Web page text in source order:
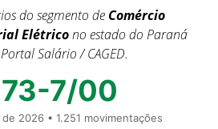
do segmento de Comércio
Elétricono estado do Paraná
Salário / CAGED.
7/00
2026 • 1.251 movimentações